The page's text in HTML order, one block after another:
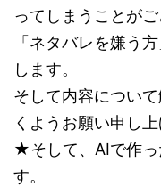
ってしまうことがご
「ネタバレを嫌う
します。
そして内容につい
くようお願い申し上
★そして、AIで作っ
す。